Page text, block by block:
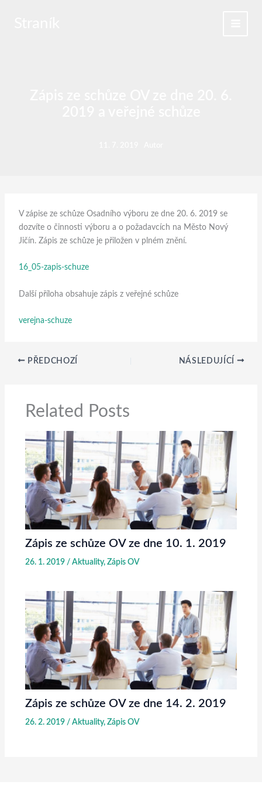
V zápise ze schůze Osadního výboru ze dne 20. 6. 2019 se
dozvíte o činnosti výboru a o požadavcích na Město Nový
Jičín. Zápis ze schůze je přiložen v plném znění.
16_05-zapis-schuze
Další příloha obsahuje zápis z veřejné schůze
verejna-schuze
PŘEDCHOZÍ NÁSLEDUJÍCÍ
Related Posts
Zápis ze schůze OV ze dne 10. 1. 2019
26. 1. 2019 / Aktuality, Zápis OV
Zápis ze schůze OV ze dne 14. 2. 2019
26. 2. 2019 / Aktuality, Zápis OV